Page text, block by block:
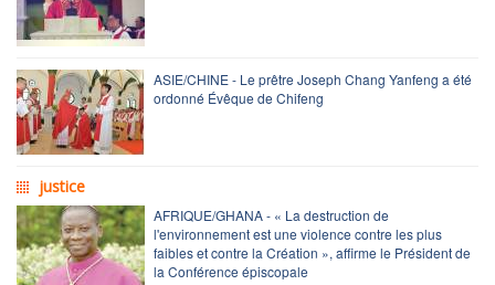
ASIE/CHINE - Le prêtre Joseph Chang Yanfeng a été
ordonné Évêque de Chifeng
justice
AFRIQUE/GHANA - « La destruction de
l'environnement est une violence contre les plus
faibles et contre la Création », affirme le Président de
la Conférence épiscopale